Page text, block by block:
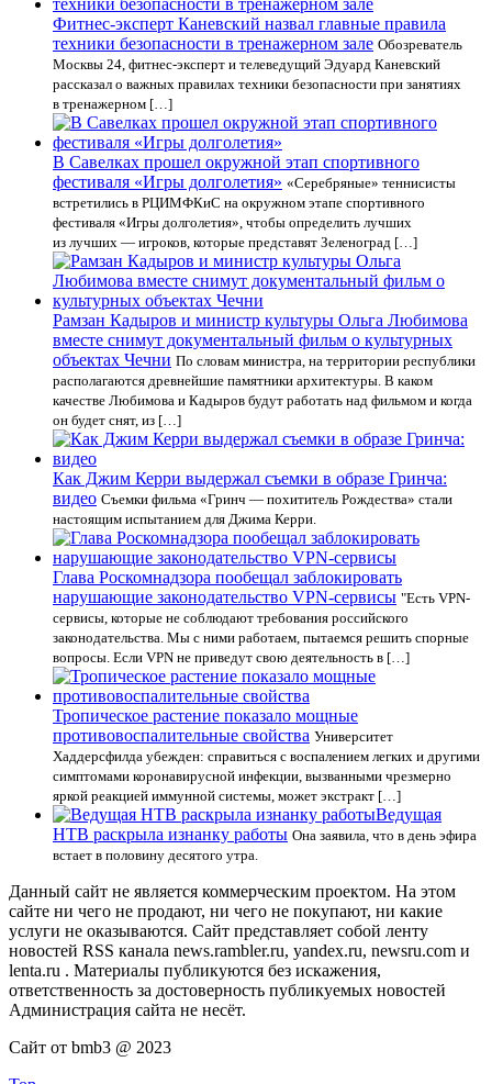
Фитнес-эксперт Каневский назвал главные правила
техники безопасности в тренажерном зале Обозреватель
Москвы 24, фитнес-эксперт и телеведущий Эдуард Каневский
рассказал о важных правилах техники безопасности при занятиях
в тренажерном […]
В Савелках прошел окружной этап спортивного
фестиваля «Игры долголетия» «Серебряные» теннисисты
встретились в РЦИМФКиС на окружном этапе спортивного
фестиваля «Игры долголетия», чтобы определить лучших
из лучших — игроков, которые представят Зеленоград […]
Рамзан Кадыров и министр культуры Ольга Любимова
вместе снимут документальный фильм о культурных
объектах Чечни По словам министра, на территории республики
располагаются древнейшие памятники архитектуры. В каком
качестве Любимова и Кадыров будут работать над фильмом и когда
он будет снят, из […]
Как Джим Керри выдержал съемки в образе Гринча:
видео Съемки фильма «Гринч — похититель Рождества» стали
настоящим испытанием для Джима Керри.
Глава Роскомнадзора пообещал заблокировать
нарушающие законодательство VPN-сервисы "Есть VPN-
сервисы, которые не соблюдают требования российского
законодательства. Мы с ними работаем, пытаемся решить спорные
вопросы. Если VPN не приведут свою деятельность в […]
Тропическое растение показало мощные
противовоспалительные свойства Университет
Хаддерсфилда убежден: справиться с воспалением легких и другими
симптомами коронавирусной инфекции, вызванными чрезмерно
яркой реакцией иммунной системы, может экстракт […]
Ведущая
НТВ раскрыла изнанку работы Она заявила, что в день эфира
встает в половину десятого утра.
Данный сайт не является коммерческим проектом. На этом
сайте ни чего не продают, ни чего не покупают, ни какие
услуги не оказываются. Сайт представляет собой ленту
новостей RSS канала news.rambler.ru, yandex.ru, newsru.com и
lenta.ru . Материалы публикуются без искажения,
ответственность за достоверность публикуемых новостей
Администрация сайта не несёт.
Сайт от bmb3 @ 2023